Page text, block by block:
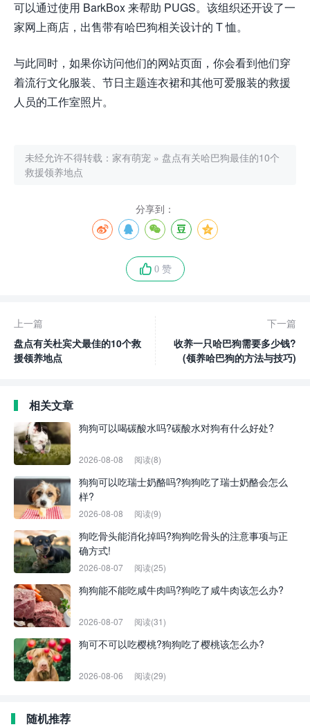
可以通过使用 BarkBox 来帮助 PUGS。该组织还开设了一
家网上商店，出售带有哈巴狗相关设计的 T 恤。
与此同时，如果你访问他们的网站页面，你会看到他们穿
着流行文化服装、节日主题连衣裙和其他可爱服装的救援
人员的工作室照片。
未经允许不得转载： 家有萌宠 » 盘点有关哈巴狗最佳的10个
救援领养地点
分享到：
0 赞
上一篇
盘点有关杜宾犬最佳的10个救
援领养地点
下一篇
收养一只哈巴狗需要多少钱?
(领养哈巴狗的方法与技巧)
相关文章
狗狗可以喝碳酸水吗?碳酸水对狗有什么好处?
2026-08-08 阅读(8)
狗狗可以吃瑞士奶酪吗?狗狗吃了瑞士奶酪会怎么
样?
2026-08-08 阅读(9)
狗吃骨头能消化掉吗?狗狗吃骨头的注意事项与正
确方式!
2026-08-07 阅读(25)
狗狗能不能吃咸牛肉吗?狗吃了咸牛肉该怎么办?
2026-08-07 阅读(31)
狗可不可以吃樱桃?狗狗吃了樱桃该怎么办?
2026-08-06 阅读(29)
随机推荐